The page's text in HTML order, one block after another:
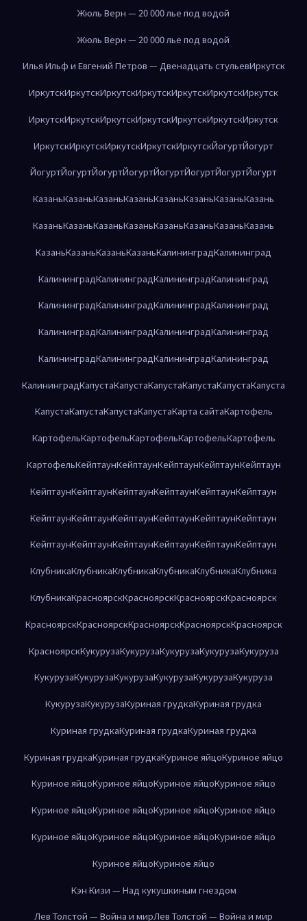
Жюль Верн — 20 000 лье под водой
Жюль Верн — 20 000 лье под водой
Илья Ильф и Евгений Петров — Двенадцать стульевИркутск
ИркутскИркутскИркутскИркутскИркутскИркутскИркутск
ИркутскИркутскИркутскИркутскИркутскИркутскИркутск
ИркутскИркутскИркутскИркутскИркутскЙогуртЙогурт
ЙогуртЙогуртЙогуртЙогуртЙогуртЙогуртЙогуртЙогурт
КазаньКазаньКазаньКазаньКазаньКазаньКазаньКазань
КазаньКазаньКазаньКазаньКазаньКазаньКазаньКазань
КазаньКазаньКазаньКазаньКалининградКалининград
КалининградКалининградКалининградКалининград
КалининградКалининградКалининградКалининград
КалининградКалининградКалининградКалининград
КалининградКалининградКалининградКалининград
КалининградКапустаКапустаКапустаКапустаКапустаКапуста
КапустаКапустаКапустаКапустаКарта сайтаКартофель
КартофельКартофельКартофельКартофельКартофель
КартофельКейптаунКейптаунКейптаунКейптаунКейптаун
КейптаунКейптаунКейптаунКейптаунКейптаунКейптаун
КейптаунКейптаунКейптаунКейптаунКейптаунКейптаун
КейптаунКейптаунКейптаунКейптаунКейптаунКейптаун
КлубникаКлубникаКлубникаКлубникаКлубникаКлубника
КлубникаКрасноярскКрасноярскКрасноярскКрасноярск
КрасноярскКрасноярскКрасноярскКрасноярскКрасноярск
КрасноярскКукурузаКукурузаКукурузаКукурузаКукуруза
КукурузаКукурузаКукурузаКукурузаКукурузаКукуруза
КукурузаКукурузаКуриная грудкаКуриная грудка
Куриная грудкаКуриная грудкаКуриная грудка
Куриная грудкаКуриная грудкаКуриное яйцоКуриное яйцо
Куриное яйцоКуриное яйцоКуриное яйцоКуриное яйцо
Куриное яйцоКуриное яйцоКуриное яйцоКуриное яйцо
Куриное яйцоКуриное яйцоКуриное яйцоКуриное яйцо
Куриное яйцоКуриное яйцо
Кэн Кизи — Над кукушкиным гнездом
Лев Толстой — Война и мирЛев Толстой — Война и мир